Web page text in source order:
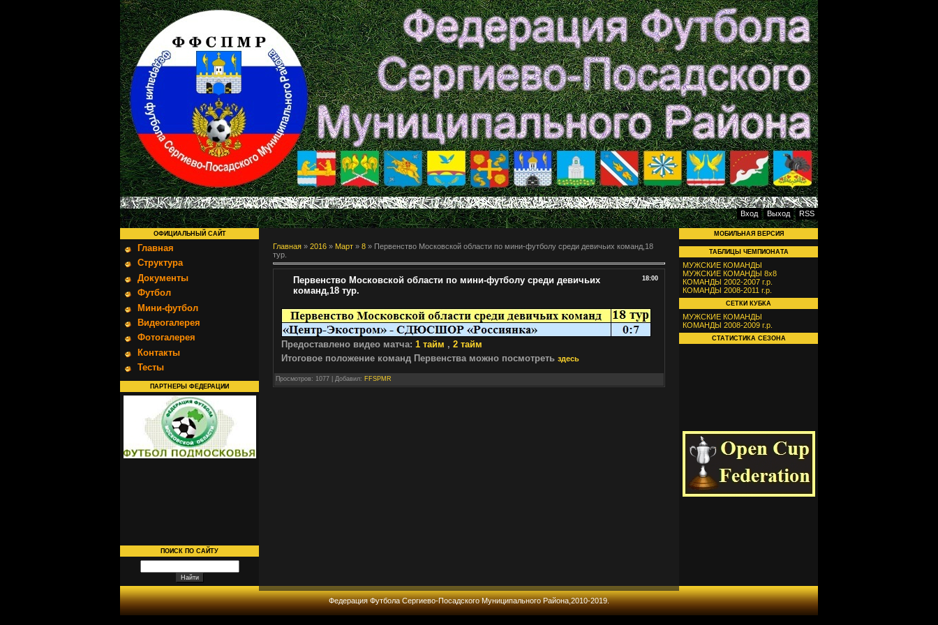
Вход Выход RSS
ОФИЦИАЛЬНЫЙ САЙТ
Главная
Структура
Документы
Футбол
Мини-футбол
Видеогалерея
Фотогалерея
Контакты
Тесты
ПАРТНЕРЫ ФЕДЕРАЦИИ
ПОИСК ПО САЙТУ
Главная » 2016 » Март » 8 » Первенство Московской области по мини-футболу среди девичьих команд,18
тур.
18:00
Первенство Московской области по мини-футболу среди девичьих
команд,18 тур.
Предоставлено видео матча: 1 тайм , 2 тайм
Итоговое положение команд Первенства можно посмотреть здесь
Просмотров: 1077 | Добавил: FFSPMR
МОБИЛЬНАЯ ВЕРСИЯ
ТАБЛИЦЫ ЧЕМПИОНАТА
МУЖСКИЕ КОМАНДЫ
МУЖСКИЕ КОМАНДЫ 8х8
КОМАНДЫ 2002-2007 г.р.
КОМАНДЫ 2008-2011 г.р.
СЕТКИ КУБКА
МУЖСКИЕ КОМАНДЫ
КОМАНДЫ 2008-2009 г.р.
СТАТИСТИКА СЕЗОНА
Федерация Футбола Сергиево-Посадского Муниципального Района,2010-2019.